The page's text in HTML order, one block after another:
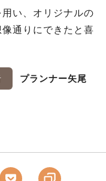
い、オリジナルの
通りにできたと喜
プランナー矢尾